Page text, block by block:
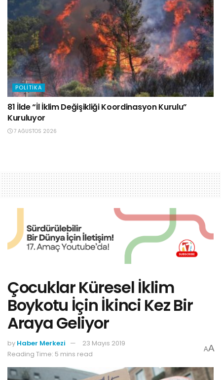
POLITIKA
81 İlde “İl İklim Değişikliği Koordinasyon Kurulu”
Kuruluyor
7 AĞUSTOS 2026
Çocuklar Küresel İklim
Boykotu İçin İkinci Kez Bir
Araya Geliyor
by Haber Merkezi
23 Mayıs 2019
Reading Time: 5 mins read
AA